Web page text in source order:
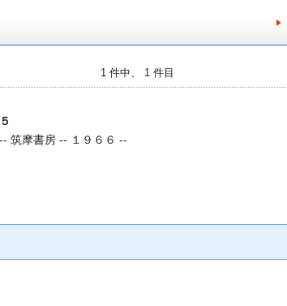
1 件中、 1 件目
筑摩書房 -- １９６６ --